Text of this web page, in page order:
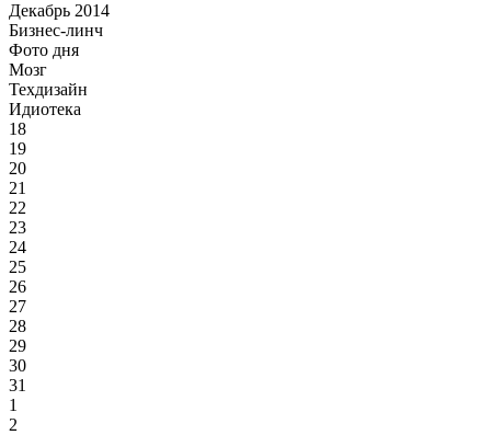
Декабрь 2014
Бизнес-линч
Фото дня
Мозг
Техдизайн
Идиотека
18
19
20
21
22
23
24
25
26
27
28
29
30
31
1
2